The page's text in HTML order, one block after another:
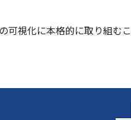
可視化に本格的に取り組むこ